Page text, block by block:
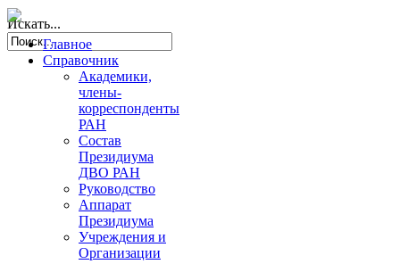
Искать...
Главное
Справочник
Академики,
члены-
корреспонденты
РАН
Состав
Президиума
ДВО РАН
Руководство
Аппарат
Президиума
Учреждения и
Организации